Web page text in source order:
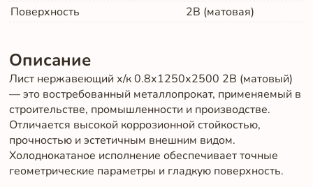
Поверхность
2B (матовая)
Описание
Лист нержавеющий х/к 0.8х1250х2500 2B (матовый)
— это востребованный металлопрокат, применяемый в
строительстве, промышленности и производстве.
Отличается высокой коррозионной стойкостью,
прочностью и эстетичным внешним видом.
Холоднокатаное исполнение обеспечивает точные
геометрические параметры и гладкую поверхность.